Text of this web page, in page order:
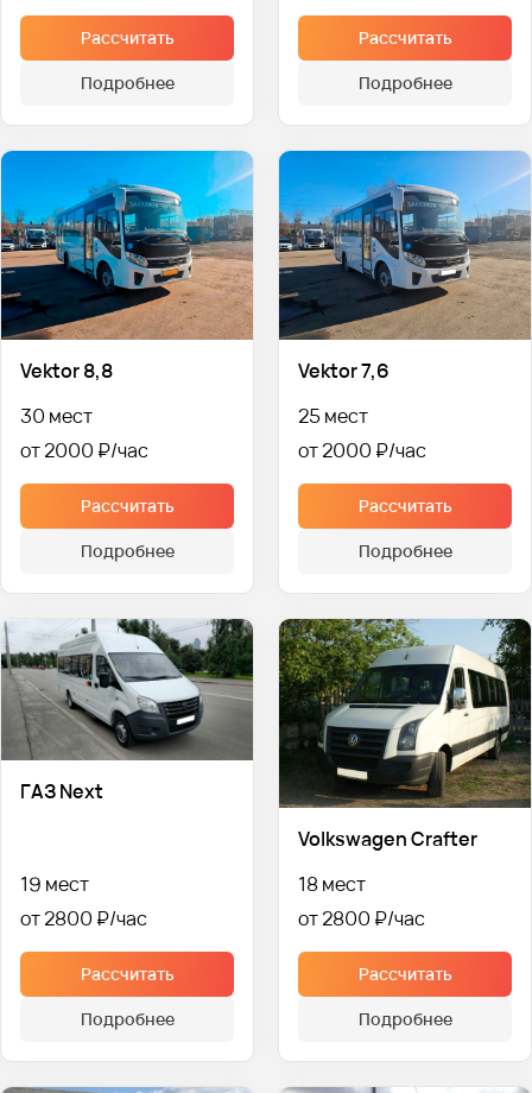
Рассчитать
Подробнее
Рассчитать
Подробнее
Vektor 8,8
30 мест
от 2000 ₽
Рассчитать
Подробнее
Vektor 7,6
25 мест
от 2000 ₽
Рассчитать
Подробнее
ГАЗ Next
19 мест
от 2800 ₽
Рассчитать
Подробнее
Volkswagen Crafter
18 мест
от 2800 ₽
Рассчитать
Подробнее